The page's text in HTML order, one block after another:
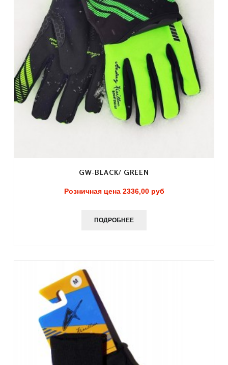
GW-BLACK/ GREEN
Розничная цена 2336,00 руб
ПОДРОБНЕЕ